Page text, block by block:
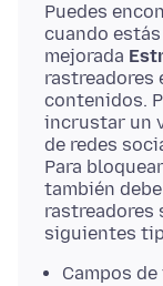
Puedes
cuando
mejorada
rastreadores
contenidos.
incrustar un
de redes
Para
también
rastreadores
siguientes
Campos